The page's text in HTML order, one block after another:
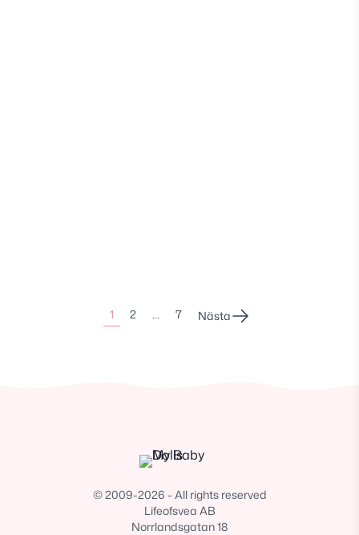
1 2 … 7 Nästa
© 2009-2026 - All rights reserved
Lifeofsvea AB
Norrlandsgatan 18